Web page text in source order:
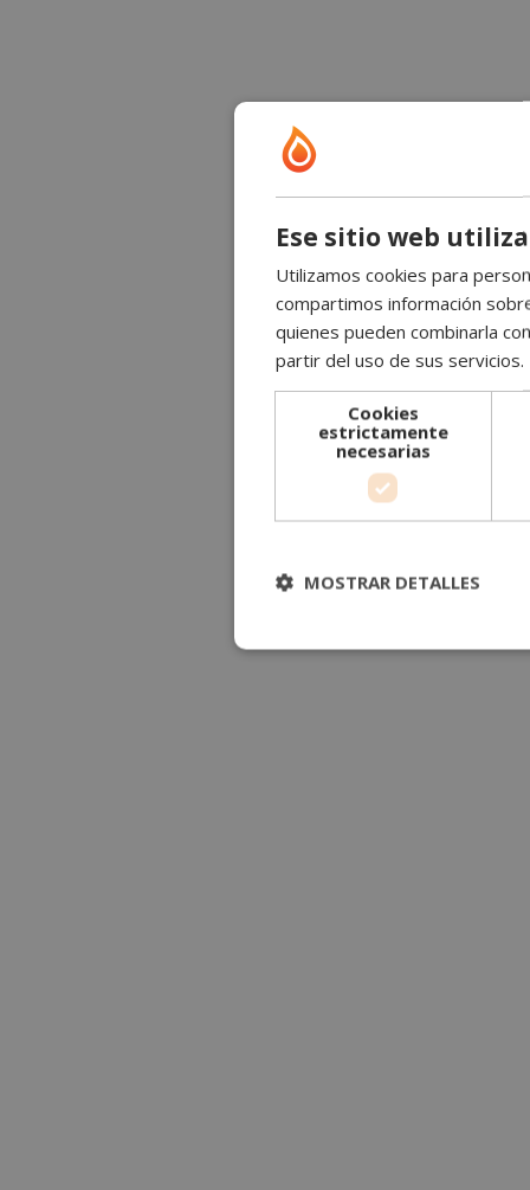
Ese sitio web
Utilizamos cookies para
compartimos información
quienes pueden combinarla
partir del uso de sus servicios.
Cookies
estrictamente
necesarias
MOSTRAR DETALLES